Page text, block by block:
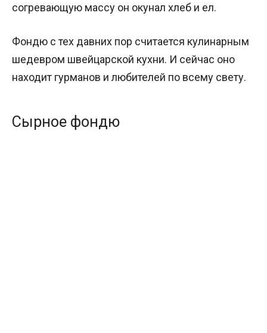
согревающую массу он окунал хлеб и ел.
Фондю с тех давних пор считается кулинарным
шедевром швейцарской кухни. И сейчас оно
находит гурманов и любителей по всему свету.
Сырное фондю